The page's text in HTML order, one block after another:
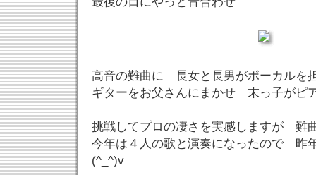
高音の難曲に 長女と長男がボーカルを
ギターをお父さんにまかせ 末っ子がピ
挑戦してプロの凄さを実感しますが 難
今年は４人の歌と演奏になったので 昨
(^_^)v